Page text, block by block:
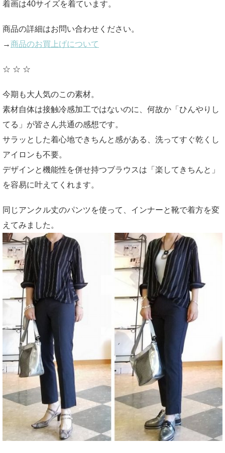
着画は40サイズを着ています。
商品の詳細はお問い合わせください。
→商品のお買上げについて
☆ ☆ ☆
今期も大人気のこの素材。
素材自体は接触冷感加工ではないのに、何故か「ひんやりし
てる」が皆さん共通の感想です。
サラッとした着心地できちんと感がある、洗ってすぐ乾くし
アイロンも不要。
デザインと機能性を併せ持つブラウスは「楽してきちんと」
を容易に叶えてくれます。
同じアンクル丈のパンツを使って、インナーと靴で着方を変
えてみました。